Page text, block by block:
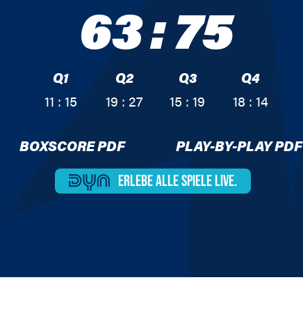
63:75
Q1
11 : 15
Q2
19 : 27
Q3
15 : 19
Q4
18 : 14
BOXSCORE PDF PLAY-BY-PLAY PDF
ERLEBE ALLESPIELE LIVE.